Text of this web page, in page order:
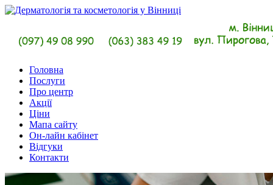
Головна
Послуги
Про центр
Акції
Ціни
Мапа сайту
Он-лайн кабінет
Відгуки
Контакти